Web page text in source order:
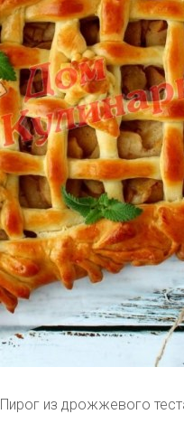
Пирог из дрожжевого